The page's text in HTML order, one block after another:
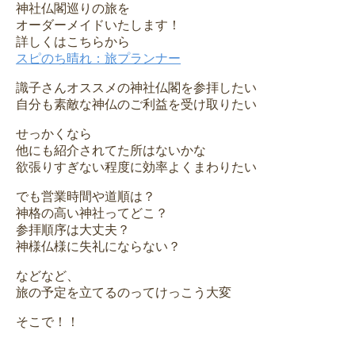
神社仏閣巡りの旅を
オーダーメイドいたします！
詳しくはこちらから
スピのち晴れ：旅プランナー
識子さんオススメの神社仏閣を参拝したい
自分も素敵な神仏のご利益を受け取りたい
せっかくなら
他にも紹介されてた所はないかな
欲張りすぎない程度に効率よくまわりたい
でも営業時間や道順は？
神格の高い神社ってどこ？
参拝順序は大丈夫？
神様仏様に失礼にならない？
などなど、
旅の予定を立てるのってけっこう大変
そこで！！